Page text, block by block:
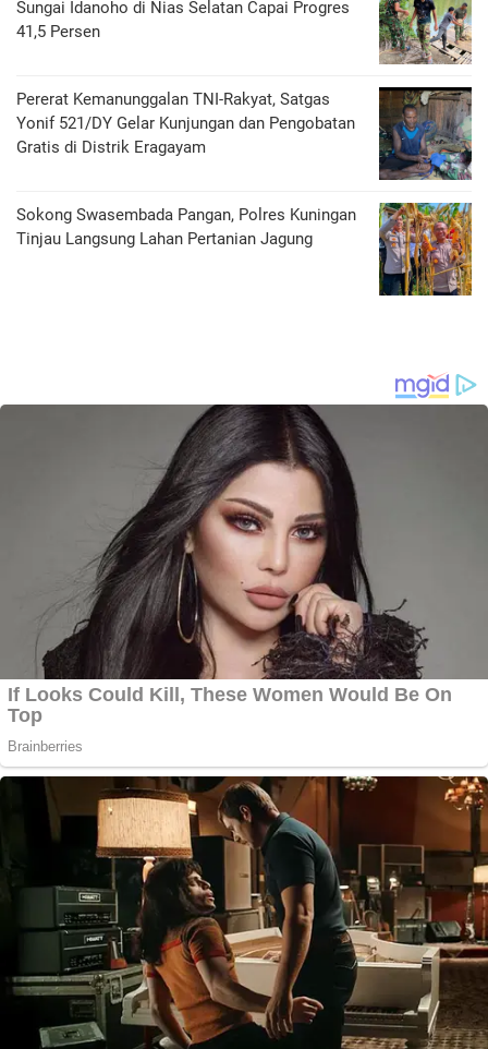
Sungai Idanoho di Nias Selatan Capai Progres
41,5 Persen
Pererat Kemanunggalan TNI-Rakyat, Satgas
Yonif 521/DY Gelar Kunjungan dan Pengobatan
Gratis di Distrik Eragayam
Sokong Swasembada Pangan, Polres Kuningan
Tinjau Langsung Lahan Pertanian Jagung